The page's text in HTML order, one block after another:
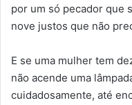
por um só pecador que
nove justos que não
E se uma mulher tem
não acende uma
cuidadosamente, até